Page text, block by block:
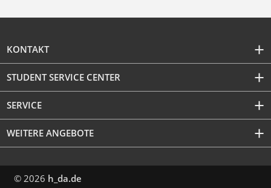
KONTAKT
STUDENT SERVICE CENTER
SERVICE
WEITERE ANGEBOTE
© 2026 h_da.de